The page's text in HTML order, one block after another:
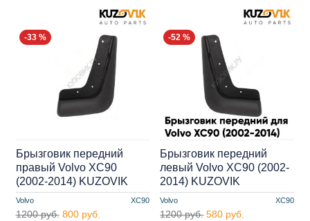
-33 %
Volvo XC90
Брызговик передний
правый Volvo XC90
(2002-2014) KUZOVIK
1200 руб. 800 руб.
-52 %
Volvo XC90
Брызговик передний
левый Volvo XC90 (2002-
2014) KUZOVIK
1200 руб. 580 руб.